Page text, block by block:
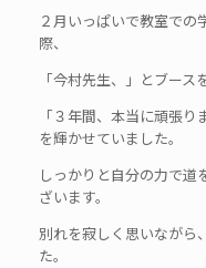
２月いっぱいで教室での
際、
「今村先生、」とブース
「３年間、本当に頑張
を輝かせていました。
しっかりと自分の力で
ざいます。
別れを寂しく思いながら
た。